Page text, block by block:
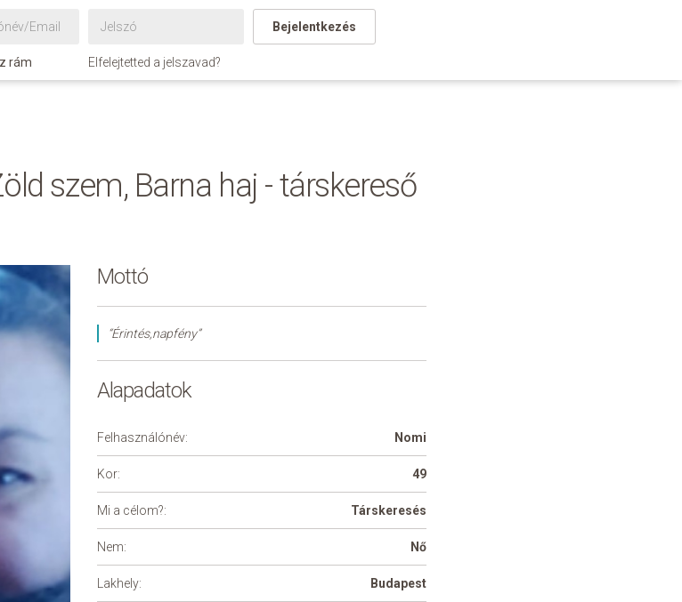
Bejelentkezés
rám Elfelejtetted a jelszavad?
szem, Barna haj - társkereső
Mottó
“Érintés,napfény”
Alapadatok
Felhasználónév: Nomi
Kor: 49
Mi a célom?: Társkeresés
Nem: Nő
Lakhely: Budapest